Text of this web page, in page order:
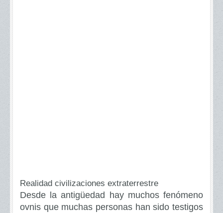
Realidad civilizaciones extraterrestre
Desde la antigüedad hay muchos fenómeno
ovnis que muchas personas han sido testigos